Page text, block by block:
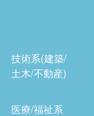
技術系(建築/
土木/不動産)
医療/福祉系